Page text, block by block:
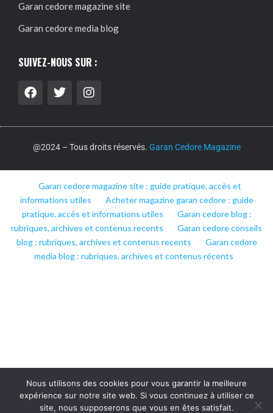
Garan cedore magazine site
Garan cedore media blog
SUIVEZ-NOUS SUR :
@2024 – Tous droits réservés. Garan Cedore Magazine
Garan cedore magazine site : guide pratique, accès et
informations utiles
Acheter magazine garan cedore : guide
pratique, accès et informations utiles
Garan cedore blog :
rubriques, archives et contenus recents
Garan cedore conseils
blog : rubriques, archives et contenus recents
Garan cedore
media blog : rubriques, archives et contenus récents
Nous utilisons des cookies pour vous garantir la meilleure
expérience sur notre site web. Si vous continuez à utiliser ce
site, nous supposerons que vous en êtes satisfait.